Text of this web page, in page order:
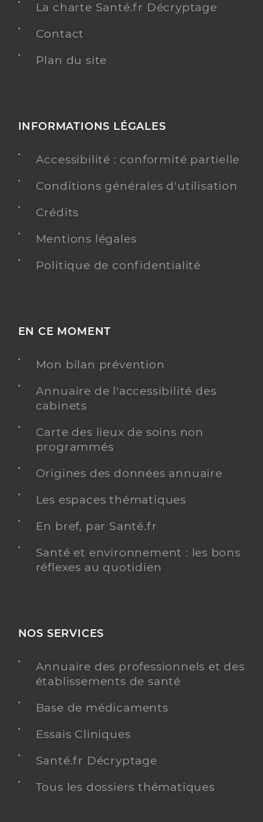
La charte Santé.fr Décryptage
Contact
Plan du site
INFORMATIONS LÉGALES
Accessibilité : conformité partielle
Conditions générales d'utilisation
Crédits
Mentions légales
Politique de confidentialité
EN CE MOMENT
Mon bilan prévention
Annuaire de l'accessibilité des
cabinets
Carte des lieux de soins non
programmés
Origines des données annuaire
Les espaces thématiques
En bref, par Santé.fr
Santé et environnement : les bons
réflexes au quotidien
NOS SERVICES
Annuaire des professionnels et des
établissements de santé
Base de médicaments
Essais Cliniques
Santé.fr Décryptage
Tous les dossiers thématiques